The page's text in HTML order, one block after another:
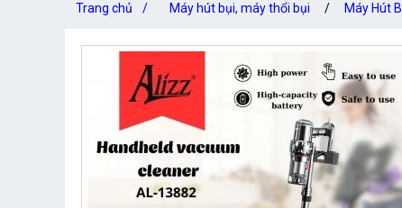
Trang chủ / Máy hút bụi, máy thổi bụi / Máy Hút